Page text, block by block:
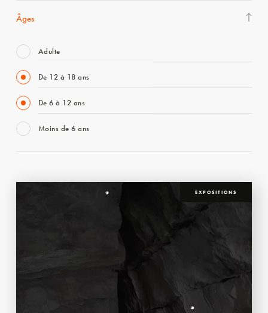
Âges
Adulte
De 12 à 18 ans
De 6 à 12 ans
Moins de 6 ans
EXPOSITIONS